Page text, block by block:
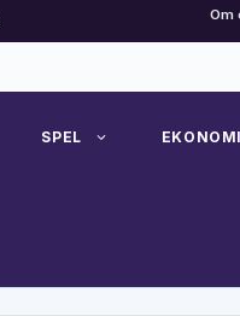
Om
SPEL EKONOMI